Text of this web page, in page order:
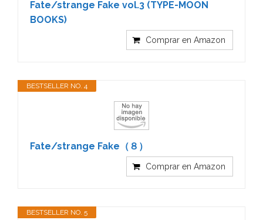
Fate/strange Fake vol.3 (TYPE-MOON
BOOKS)
Comprar en Amazon
BESTSELLER NO. 4
Fate/strange Fake（８）
Comprar en Amazon
BESTSELLER NO. 5